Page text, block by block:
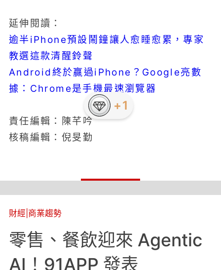
延伸閱讀：
逾半iPhone預設鬧鐘讓人愈睡愈累，專家
教選這款清醒鈴聲
Android終於贏過iPhone？Google亮數
據：Chrome是手機最速瀏覽器
責任編輯：陳芊吟
核稿編輯：倪旻勤
財經 商業趨勢
零售、餐飲迎來 Agentic
AI！91APP 發表
+1